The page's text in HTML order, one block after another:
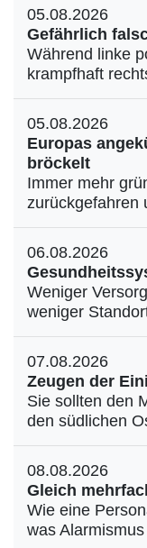
05.08.2026
Gefährlich
Während linke
krampfhaft
05.08.2026
Europas
bröckelt
Immer mehr
zurückgefahren
06.08.2026
Weniger
weniger
07.08.2026
Zeugen der
Sie sollten den
den südlichen
08.08.2026
Gleich
Wie eine
was